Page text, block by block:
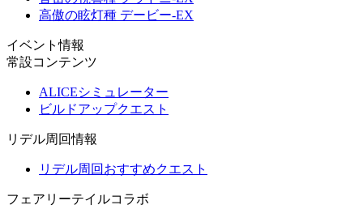
高傲の眩灯種 デービー-EX
イベント情報
常設コンテンツ
ALICEシミュレーター
ビルドアップクエスト
リデル周回情報
リデル周回おすすめクエスト
フェアリーテイルコラボ